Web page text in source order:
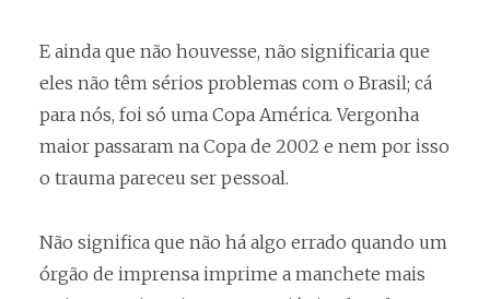
E ainda que não houvesse, não significaria que
eles não têm sérios problemas com o Brasil; cá
para nós, foi só uma Copa América. Vergonha
maior passaram na Copa de 2002 e nem por isso
o trauma pareceu ser pessoal.
Não significa que não há algo errado quando um
órgão de imprensa imprime a manchete mais